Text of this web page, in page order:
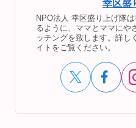
幸区盛
NPO法人 幸区盛り上げ隊
るように、ママとママにや
ッチングを致します。詳し
イトをご覧ください。